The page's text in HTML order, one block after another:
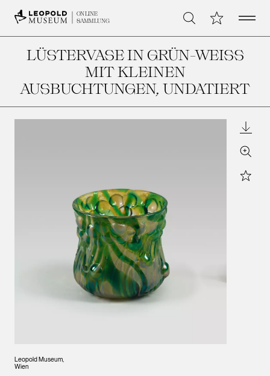
ONLINE
SAMMLUNG
Suche Meine Open
LÜSTERVASE IN GRÜN-WEISS M
IT KLEINEN A
USBUCHTUNGEN , UNDATIERT
Leopold Museum,
Wien
Zoom
Star